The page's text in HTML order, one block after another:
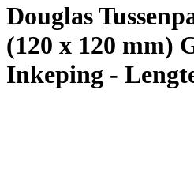
Douglas
(120 x 120 mm)
Inkeping -